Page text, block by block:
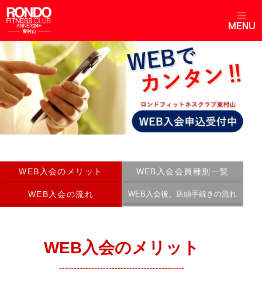
WEB入会のメリット WEB入会会員種別一覧
WEB入会の流れ WEB入会後、店頭手続きの流れ
WEB入会のメリット
-------------------------------------------